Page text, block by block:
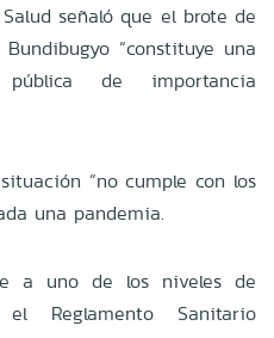
señaló que el brote de
“constituye una
de importancia
“no cumple con los
una pandemia.
a uno de los niveles de
Reglamento Sanitario